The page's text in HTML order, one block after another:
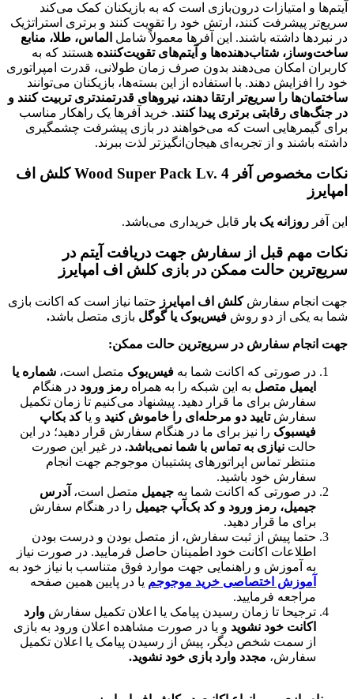
امتیازات درون‌بازی است که به بازیکنان کمک می‌کند
کنند، ارتش خود را تقویت کنند و برتری استراتژیک
داشته باشند. این آفرها معمولاً شاملالماس، طلا، منابع
شتاب‌دهنده‌ها و آیتم‌های تقویت‌کنندههستند که به
امکان می‌دهند بدون صرف زمان طولانی، قدرت امپراتوری
دهند. با استفاده از این بسته‌ها، بازیکنان می‌توانند
را سریع‌تر ارتقا دهند، نیروهای قدرتمندتری تربیت کنند و
رقابتی برتری پیدا کنند. خرید آفرها یک راهکار مناسب
است که می‌خواهند در بازی پیشرفت چشمگیری
و از تجربه‌ای هیجان‌انگیزتر لذت ببرند.
نکات مخصوص آفر Wood Super Pack Lv. 4 کلش اف
یک بار قابل خریداری می‌باشد.
قبل از سفارش جهت دریافت آیتم در
حالت ممکن در بازی کلش اف امپایرز
سفارش کلش اف امپایرزحتما نیاز است که اکانت بازی
از دو روش فیس‌بوک یا گوگلبازی متصل باشد.
سفارش در سریع‌ترین حالت ممکن:
صورتی که اکانت شما بهفیس‌بوکمتصل است،شماره یا
متصلبه این شبکه را به همراه رمز ورود در هنگام
برای ما قرار دهید. پیشنهاد می‌کنیم تا زمان تکمیل
تایید دو مرحله‌ای را خاموش کنیدو یاکد بکاپ
را نیز برای ما در هنگام سفارش قرار دهید؛ در این
نیازی به تماس با شما نمی‌باشد. در غیر این صورت
تماس اپراتورهای پشتیبان موجوجم جهت انجام
خود باشید.
صورتی که اکانت شما بهجیمیل متصل است،آدرس
رمز ورود و کد بک‌آپ جیمیل را در هنگام سفارش
ما قرار دهید.
پیش از ثبت سفارش، از متصل بودن و درست بودن
اکانت خود اطمینان حاصل فرمایید. در صورت نیاز
آموزش و راهنمایی جهت موارد فوق متناسب با نیاز خود به
اختصاصی خرید موجوجم یا در پایین همین صفحه
فرمایید.
تا زمان رسیدن پیامک یا اعلان تکمیل سفارش وارد
خود نشویدو یا در صورت مشاهده اعلان ورود به بازی
سمت شخص دیگر، پیش از رسیدن پیامک یا اعلان تکمیل
مجدد وارد بازی خود نشوید.